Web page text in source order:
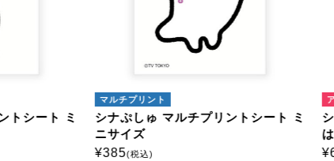
シナぷしゅ マルチプリントシート ミ
シナぷしゅ アイ